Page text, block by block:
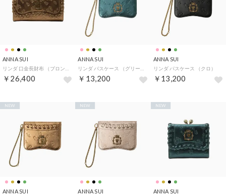
ANNA SUI
￥26,400
ANNA SUI
￥13,200
ANNA SUI
リンダ パスケース （クロ）
￥13,200
ANNA SUI
NEW
ANNA SUI
NEW
ANNA SUI
NEW